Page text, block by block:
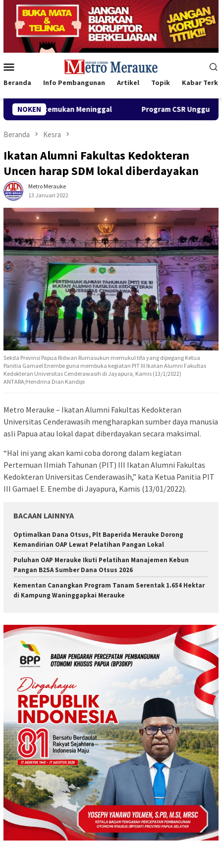
Loncat
konten
Mobile
Beranda Info Pembangunan Artikel Topik Kabar
NOKENProgram CSR Unggulan Pertamina Patra Niaga
Beranda Kesra
Ikatan Alumni Fakultas Kedokteran
Uncen harap SDM lokal diberdayakan
Metro Merauke
13 Januari 2022
Sekda Provinsi Papua Ridwan Rumasukun memukul tifa yang dipegang Ketua
Panitia Gamael Enembe guna membuka kegiatan PIT III Ikatan Alumni Fakultas
Kedokteran Universitas Cenderawasih di Jayapura, Kamis (13/1/2022)
ANTARA/Hendrina Dian Kandipi
Metro Merauke – Ikatan Alumni Fakultas Kedokteran
Universitas Cenderawasih mengharapkan sumber daya manusia
asli Papua atau lokal dapat diberdayakan secara maksimal.
“Hal ini yang akan kami coba dorong dalam kegiatan
Pertemuan Ilmiah Tahunan (PIT) III Ikatan Alumni Fakultas
Kedokteran Universitas Cenderawasih,” kata Ketua Panitia PIT
III Gamael E. Enembe di Jayapura, Kamis (13/01/2022).
BACAAN LAINNYA
Optimalkan Dana Otsus, Plt Baperida Merauke Dorong
Kemandirian OAP Lewat Pelatihan Pangan Lokal
Puluhan OAP Merauke Ikuti Pelatihan Manajemen Kebun
Pangan B2SA Sumber Dana Otsus 2026
Kementan Canangkan Program Tanam Serentak 1.654 Hektar
di Kampung Waninggapkai Merauke